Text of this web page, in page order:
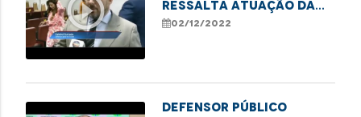
play_circle_outline
ressalta atuação da
DPE na garantia dos
02/12/2022
Defensor público